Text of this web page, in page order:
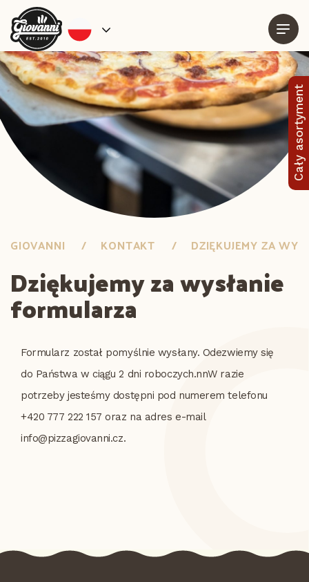
Cały asortyment
GIOVANNI KONTAKT DZIĘKUJEMY ZA
Dziękujemy za wysłanie
formularza
Formularz został pomyślnie wysłany. Odezwiemy się
do Państwa w ciągu 2 dni roboczych.nnW razie
potrzeby jesteśmy dostępni pod numerem telefonu
+420 777 222 157 oraz na adres e-mail
info@pizzagiovanni.cz.